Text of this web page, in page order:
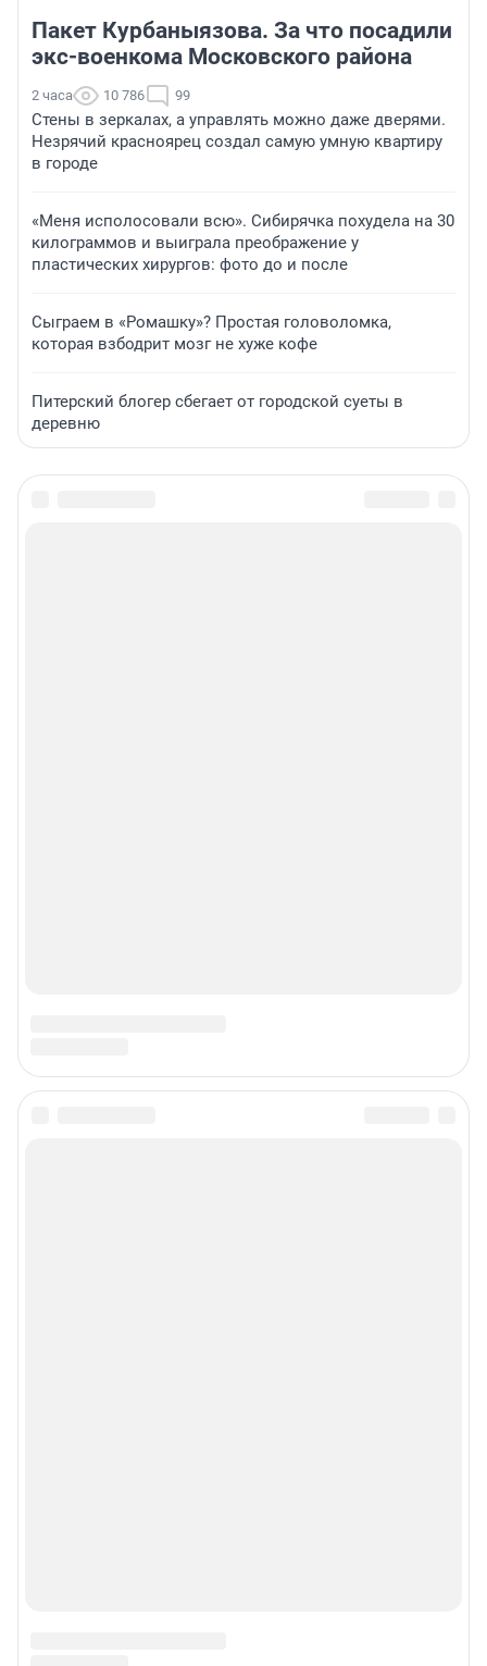
Пакет Курбаныязова. За что посадили
экс-военкома Московского района
2 часа 10 786 99
Стены в зеркалах, а управлять можно даже дверями.
Незрячий красноярец создал самую умную квартиру
в городе
«Меня исполосовали всю». Сибирячка похудела на 30
килограммов и выиграла преображение у
пластических хирургов: фото до и после
Сыграем в «Ромашку»? Простая головоломка,
которая взбодрит мозг не хуже кофе
Питерский блогер сбегает от городской суеты в
деревню